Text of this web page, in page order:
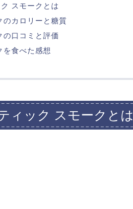
スモークとは
のカロリーと糖質
口コミと評価
を食べた感想
ィック スモークとは